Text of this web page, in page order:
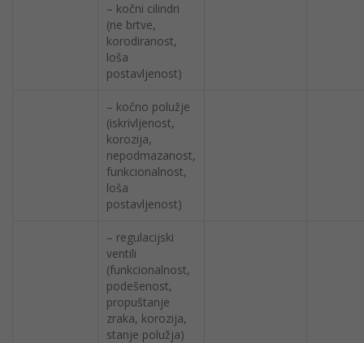
– kočni cilindri
(ne brtve,
korodiranost,
loša
postavljenost)
– kočno polužje
(iskrivljenost,
korozija,
nepodmazanost,
funkcionalnost,
loša
postavljenost)
– regulacijski
ventili
(funkcionalnost,
podešenost,
propuštanje
zraka, korozija,
stanje polužja)